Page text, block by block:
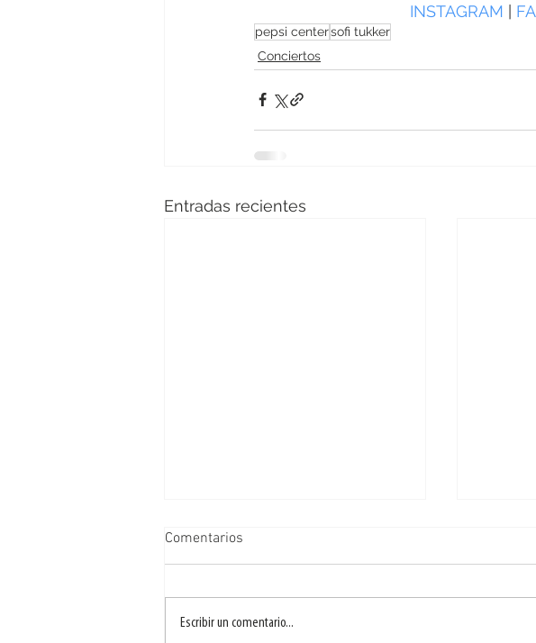
INSTAGRAM |
pepsi centersofi tukker
Conciertos
Entradas recientes
Comentarios
Escribir un comentario...